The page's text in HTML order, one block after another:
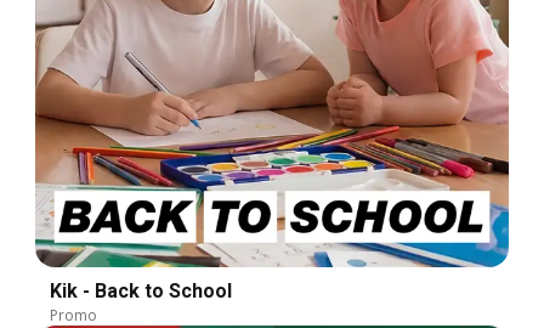
Kik - Back to School
Promo